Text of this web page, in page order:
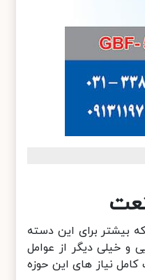
بیشتر برای این دسته
خیلی دیگر از عوامل
نیاز های این حوزه